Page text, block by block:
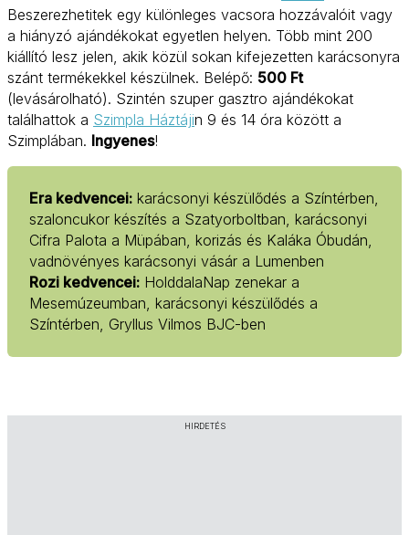
Beszerezhetitek egy különleges vacsora hozzávalóit vagy
a hiányzó ajándékokat egyetlen helyen. Több mint 200
kiállító lesz jelen, akik közül sokan kifejezetten karácsonyra
szánt termékekkel készülnek. Belépő: 500 Ft
(levásárolható). Szintén szuper gasztro ajándékokat
találhattok a Szimpla Háztájin 9 és 14 óra között a
Szimplában. Ingyenes!
Era kedvencei: karácsonyi készülődés a Színtérben,
szaloncukor készítés a Szatyorboltban, karácsonyi
Cifra Palota a Müpában, korizás és Kaláka Óbudán,
vadnövényes karácsonyi vásár a Lumenben
Rozi kedvencei: HolddalaNap zenekar a
Mesemúzeumban, karácsonyi készülődés a
Színtérben, Gryllus Vilmos BJC-ben
HIRDETÉS